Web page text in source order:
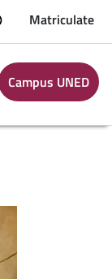
Matriculate
Campus UNED